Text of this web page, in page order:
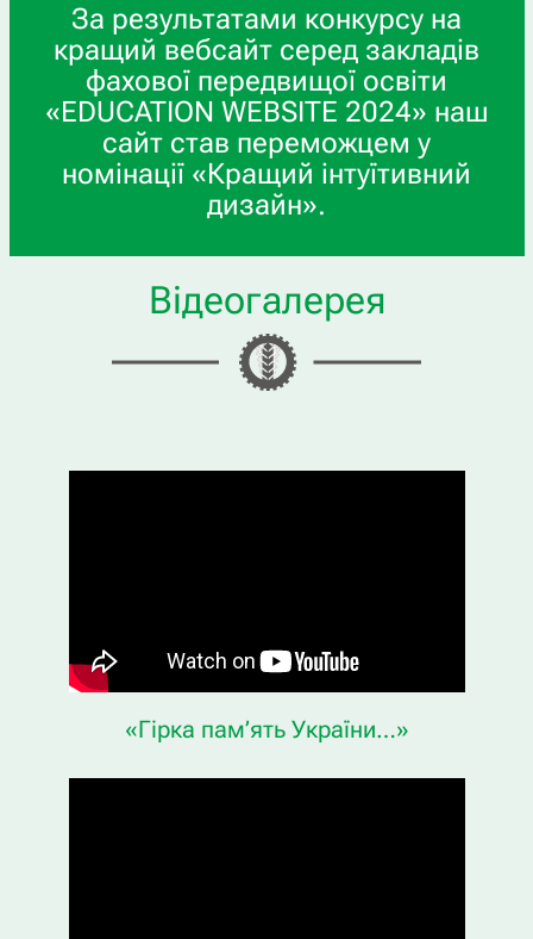
За результатами конкурсу на
кращий вебсайт серед закладів
фахової передвищої освіти
«EDUCATION WEBSITE 2024» наш
сайт став переможцем у
номінації «Кращий інтуїтивний
дизайн».
Відеогалерея
«Гірка пам’ять України…»